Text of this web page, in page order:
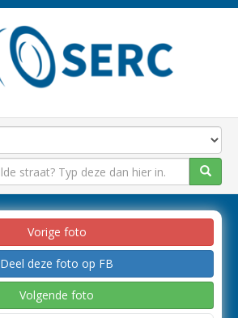
Vorige foto
Deel deze foto op FB
Volgende foto